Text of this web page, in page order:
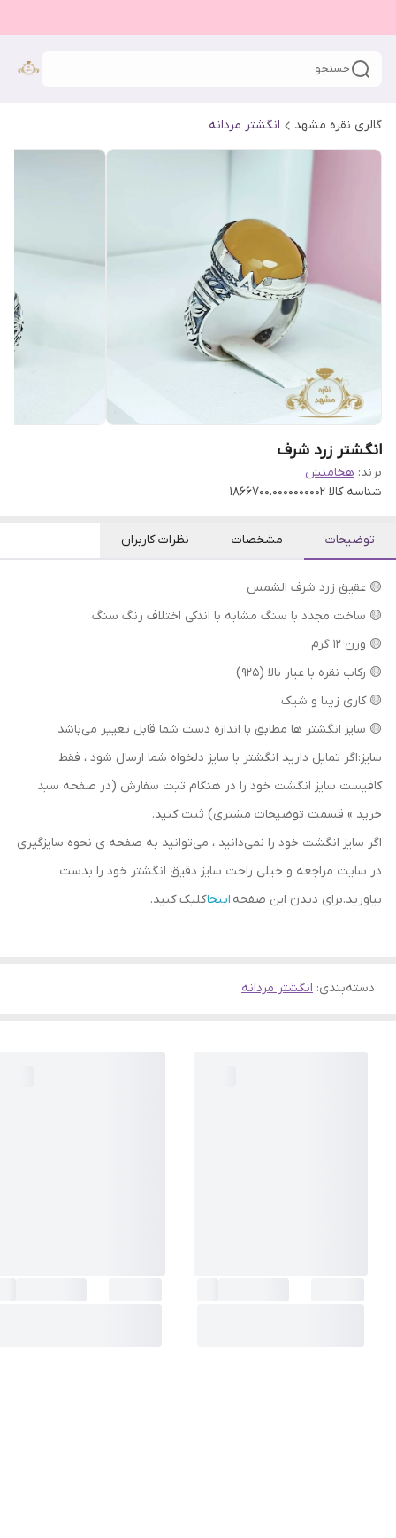
جستجو
گالری نقره مشهد انگشتر مردانه
انگشتر زرد شرف
برند: هخامنش
شناسه کالا 1866700.0000000002
توضیحات مشخصات نظرات کاربران
🟡 عقیق زرد شرف الشمس
🟡 ساخت مجدد با سنگ مشابه با اندکی اختلاف رنگ سنگ
🟡 وزن ۱۲ گرم
🟡 رکاب نقره با عیار بالا (۹۲۵)
🟡 کاری زیبا و شیک
🟡 سایز انگشتر ها مطابق با اندازه دست شما قابل تغییر می‌باشد
سایز:اگر تمایل دارید انگشتر با سایز دلخواه شما ارسال شود ، فقط
کافیست سایز انگشت خود را در هنگام ثبت سفارش (در صفحه سبد
خرید » قسمت توضیحات مشتری) ثبت کنید.
اگر سایز انگشت خود را نمی‌دانید ، می‌توانید به صفحه ی نحوه سایزگیری
در سایت مراجعه و خیلی راحت سایز دقیق انگشتر خود را بدست
بیاورید.برای دیدن این صفحه اینجاکلیک کنید.
دسته‌بندی: انگشتر مردانه